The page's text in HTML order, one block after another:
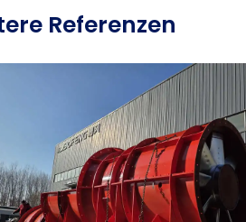
Referenzen